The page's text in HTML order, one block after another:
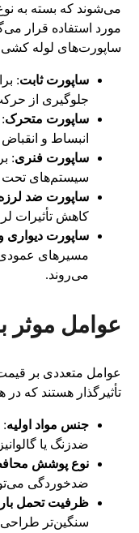
می‌شوند که بسته به
مورد استفاده قرار
ساپورت‌های لوله کشی
ساپورت ثابت:
جلوگیری از
ساپورت متحرک
انبساط و
ساپورت فنری:
سیستم‌های تحت
ساپورت ضد
کاهش تأثیرات
ساپورت
مسیرهای عمودی
می‌روند.
عوامل موثر
عوامل متعددی بر
تأثیرگذار هستند که در
جنس مواد اولیه:
ضدزنگ یا
نوع پوشش
ضدخوردگی
ظرفیت تحمل بار
سنگین‌تر طراحی